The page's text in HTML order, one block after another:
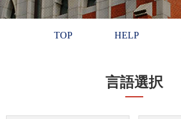
TOP HELP
言語選択